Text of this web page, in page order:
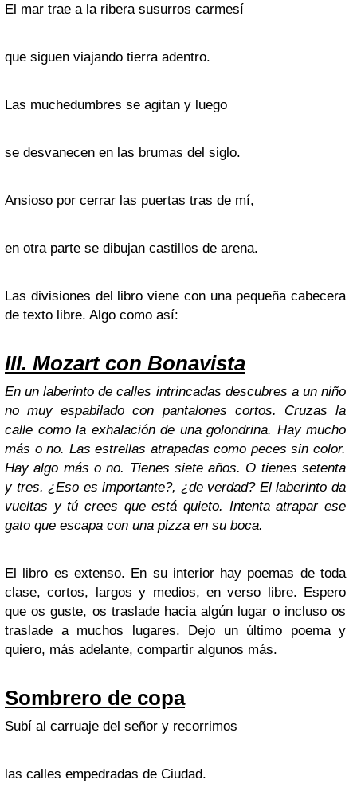
El mar trae a la ribera susurros carmesí
que siguen viajando tierra adentro.
Las muchedumbres se agitan y luego
se desvanecen en las brumas del siglo.
Ansioso por cerrar las puertas tras de mí,
en otra parte se dibujan castillos de arena.
Las divisiones del libro viene con una pequeña cabecera
de texto libre. Algo como así:
III. Mozart con Bonavista
En un laberinto de calles intrincadas descubres a un niño
no muy espabilado con pantalones cortos. Cruzas la
calle como la exhalación de una golondrina. Hay mucho
más o no. Las estrellas atrapadas como peces sin color.
Hay algo más o no. Tienes siete años. O tienes setenta
y tres. ¿Eso es importante?, ¿de verdad? El laberinto da
vueltas y tú crees que está quieto. Intenta atrapar ese
gato que escapa con una pizza en su boca.
El libro es extenso. En su interior hay poemas de toda
clase, cortos, largos y medios, en verso libre. Espero
que os guste, os traslade hacia algún lugar o incluso os
traslade a muchos lugares. Dejo un último poema y
quiero, más adelante, compartir algunos más.
Sombrero de copa
Subí al carruaje del señor y recorrimos
las calles empedradas de Ciudad.